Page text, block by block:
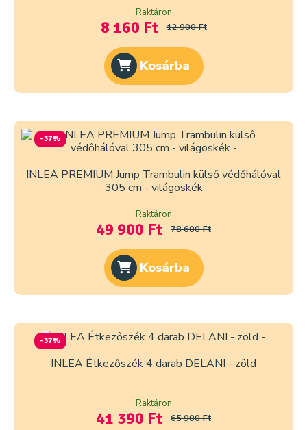
Raktáron
8 160 Ft 12 900 Ft
Kosárba
-37%
INLEA PREMIUM Jump Trambulin külső védőhálóval
305 cm - világoskék
Raktáron
49 900 Ft 78 600 Ft
Kosárba
-37%
INLEA Étkezőszék 4 darab DELANI - zöld
Raktáron
41 390 Ft 65 900 Ft